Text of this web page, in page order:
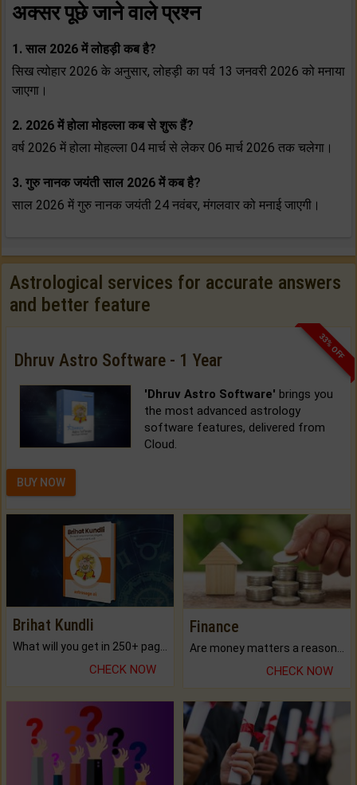
अक्सर पूछे जाने वाले प्रश्न
1. साल 2026 में लोहड़ी कब है?
सिख त्योहार 2026 के अनुसार, लोहड़ी का पर्व 13 जनवरी 2026 को मनाया
जाएगा।
2. 2026 में होला मोहल्ला कब से शुरू हैं?
वर्ष 2026 में होला मोहल्ला 04 मार्च से लेकर 06 मार्च 2026 तक चलेगा।
3. गुरु नानक जयंती साल 2026 में कब है?
साल 2026 में गुरु नानक जयंती 24 नवंबर, मंगलवार को मनाई जाएगी।
Astrological services for accurate answers
and better feature
33% OFF
Dhruv Astro Software - 1 Year
'Dhruv Astro Software' brings you
the most advanced astrology
software features, delivered from
Cloud.
BUY NOW
Brihat Kundli
CHECK NOW
Finance
CHECK NOW